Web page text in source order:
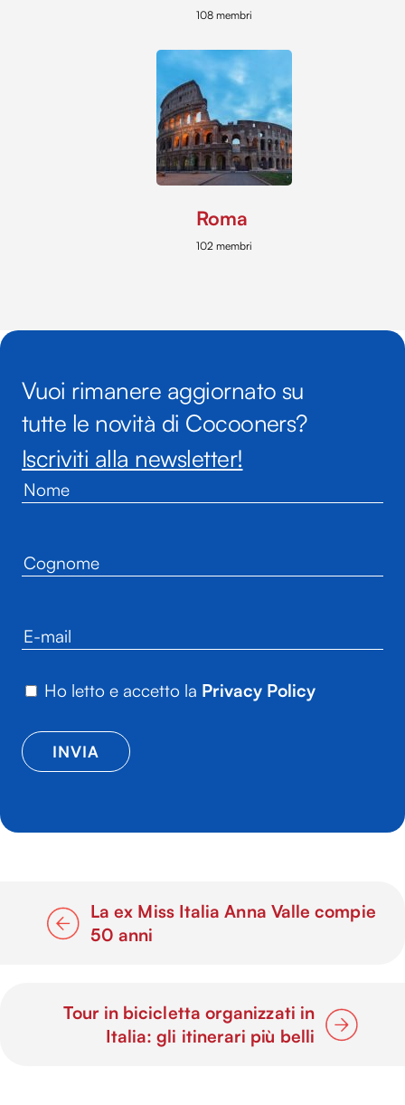
108 membri
Roma
102 membri
Vuoi rimanere aggiornato su
tutte le novità di Cocooners?
Iscriviti alla newsletter!
Ho letto e accetto la Privacy Policy
La ex Miss Italia Anna Valle compie
50 anni
Tour in bicicletta organizzati in
Italia: gli itinerari più belli